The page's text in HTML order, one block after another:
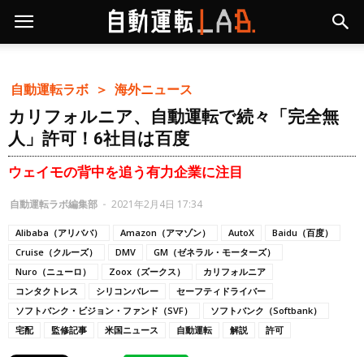
自動運転ラボ ＞ 海外ニュース
カリフォルニア、自動運転で続々「完全無
人」許可！6社目は百度
ウェイモの背中を追う有力企業に注目
自動運転ラボ編集部 - 2021年2月4日 17:34
Alibaba（アリババ） Amazon（アマゾン） AutoX
Baidu（百度）
Cruise（クルーズ）
DMV
GM（ゼネラル・モーターズ）
Nuro（ニューロ）
Zoox（ズークス）
カリフォルニア
コンタクトレス
シリコンバレー
セーフティドライバー
ソフトバンク・ビジョン・ファンド（SVF）
ソフトバンク（Softbank）
宅配
監修記事 米国ニュース 自動運転 解説 許可